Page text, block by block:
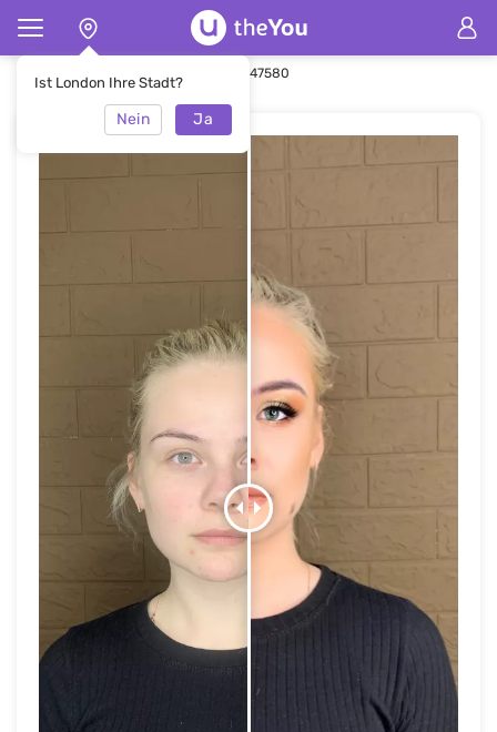
Ist London Ihre Stadt?
Nein Ja
Hauptseite Make-up Make-up #47580